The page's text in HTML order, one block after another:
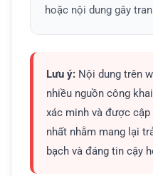
hoặc nội dung gây
Lưu ý: Nội dung trên
nhiều nguồn công
xác minh và được
nhất nhằm mang lại
bạch và đáng tin cậy